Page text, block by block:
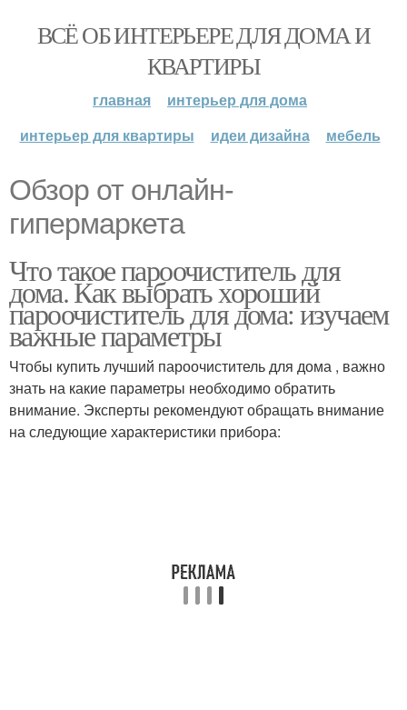
ВСЁ ОБ ИНТЕРЬЕРЕ ДЛЯ ДОМА И
КВАРТИРЫ
главная
интерьер для дома
интерьер для квартиры
идеи дизайна мебель
Обзор от онлайн-
гипермаркета
Что такое пароочиститель для
дома. Как выбрать хороший
пароочиститель для дома: изучаем
важные параметры
Чтобы купить лучший пароочиститель для дома , важно
знать на какие параметры необходимо обратить
внимание. Эксперты рекомендуют обращать внимание
на следующие характеристики прибора: